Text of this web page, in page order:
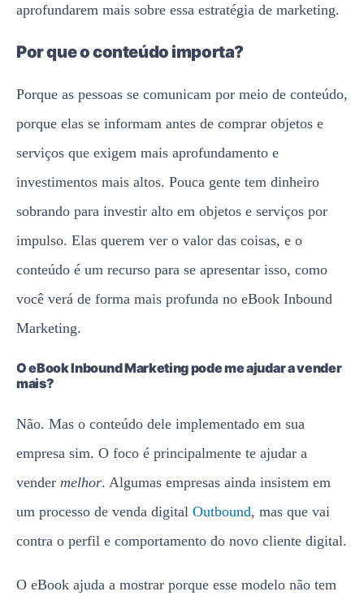
aprofundarem mais sobre essa estratégia de marketing.
Por que o conteúdo importa?
Porque as pessoas se comunicam por meio de conteúdo,
porque elas se informam antes de comprar objetos e
serviços que exigem mais aprofundamento e
investimentos mais altos. Pouca gente tem dinheiro
sobrando para investir alto em objetos e serviços por
impulso. Elas querem ver o valor das coisas, e o
conteúdo é um recurso para se apresentar isso, como
você verá de forma mais profunda no eBook Inbound
Marketing.
O eBook Inbound Marketing pode me ajudar a vender
mais?
Não. Mas o conteúdo dele implementado em sua
empresa sim. O foco é principalmente te ajudar a
vender melhor. Algumas empresas ainda insistem em
um processo de venda digital Outbound, mas que vai
contra o perfil e comportamento do novo cliente digital.
O eBook ajuda a mostrar porque esse modelo não tem